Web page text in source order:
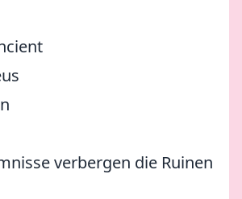
verbergen die Ruinen